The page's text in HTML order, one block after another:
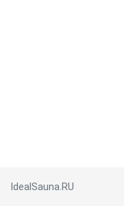
IdealSauna.RU